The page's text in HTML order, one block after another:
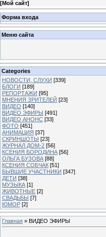
[Мой сайт]
Форма входа
Меню сайта
Categories
НОВОСТИ, СЛУХИ [339]
БЛОГИ [189]
РЕПОРТАЖИ [95]
МНЕНИЯ ЗРИТЕЛЕЙ [23]
ВИДЕО [140]
ВИДЕО ЭФИРЫ [491]
ВИДЕО АНОНС [33]
ФОТО [451]
АНИМАЦИЯ [37]
СКРИНШОТЫ [23]
ЖУРНАЛ ДОМ-2 [56]
КСЕНИЯ БОРОДИНА [56]
ОЛЬГА БУЗОВА [88]
КСЕНИЯ СОБЧАК [51]
БЫВШИЕ УЧАСТНИКИ [347]
ДЕТИ [38]
МУЗЫКА [1]
ЖИВОТНЫЕ [2]
СВАДЬБЫ [7]
ЮМОР [2]
Главная » ВИДЕО ЭФИРЫ